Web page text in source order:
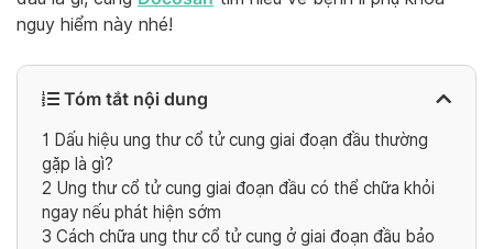
nguy hiểm này nhé!
Tóm tắt nội dung
1 Dấu hiệu ung thư cổ tử cung giai đoạn đầu thường
gặp là gì?
2 Ung thư cổ tử cung giai đoạn đầu có thể chữa khỏi
ngay nếu phát hiện sớm
3 Cách chữa ung thư cổ tử cung ở giai đoạn đầu bảo